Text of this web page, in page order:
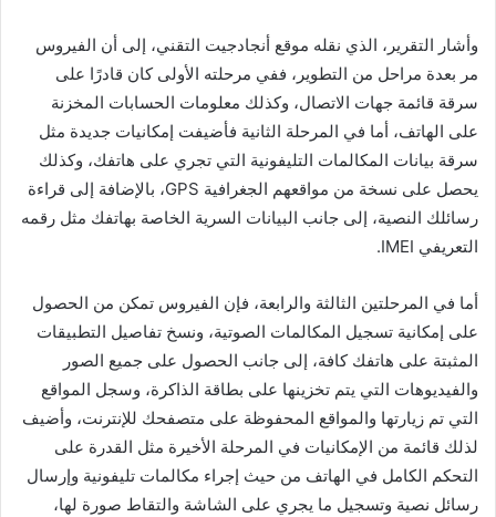
وأشار التقرير، الذي نقله موقع أنجادجيت التقني، إلى أن الفيروس
مر بعدة مراحل من التطوير، ففي مرحلته الأولى كان قادرًا على
سرقة قائمة جهات الاتصال، وكذلك معلومات الحسابات المخزنة
على الهاتف، أما في المرحلة الثانية فأضيفت إمكانيات جديدة مثل
سرقة بيانات المكالمات التليفونية التي تجري على هاتفك، وكذلك
يحصل على نسخة من مواقعهم الجغرافية GPS، بالإضافة إلى قراءة
رسائلك النصية، إلى جانب البيانات السرية الخاصة بهاتفك مثل رقمه
التعريفي IMEI.
أما في المرحلتين الثالثة والرابعة، فإن الفيروس تمكن من الحصول
على إمكانية تسجيل المكالمات الصوتية، ونسخ تفاصيل التطبيقات
المثبتة على هاتفك كافة، إلى جانب الحصول على جميع الصور
والفيديوهات التي يتم تخزينها على بطاقة الذاكرة، وسجل المواقع
التي تم زيارتها والمواقع المحفوظة على متصفحك للإنترنت، وأضيف
لذلك قائمة من الإمكانيات في المرحلة الأخيرة مثل القدرة على
التحكم الكامل في الهاتف من حيث إجراء مكالمات تليفونية وإرسال
رسائل نصية وتسجيل ما يجري على الشاشة والتقاط صورة لها،